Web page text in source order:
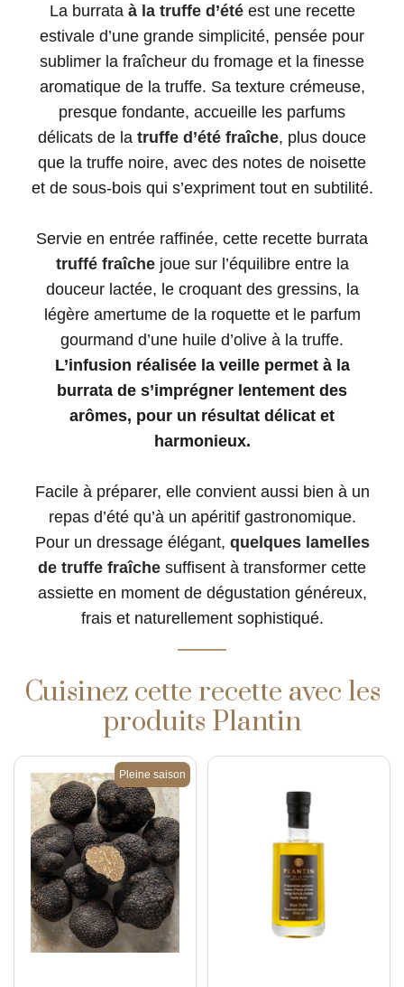
La burrata à la truffe d’étéest une recette
estivale d’une grande simplicité, pensée pour
sublimer la fraîcheur du fromage et la finesse
aromatique de la truffe. Sa texture crémeuse,
presque fondante, accueille les parfums
délicats de la truffe d’été fraîche, plus douce
que la truffe noire, avec des notes de noisette
et de sous-bois qui s’expriment tout en subtilité.
Servie en entrée raffinée, cette recette burrata
truffé fraîchejoue sur l’équilibre entre la
douceur lactée, le croquant des gressins, la
légère amertume de la roquette et le parfum
gourmand d’une huile d’olive à la truffe.
L’infusion réalisée la veille permet à la
burrata de s’imprégner lentement des
arômes, pour un résultat délicat et
harmonieux.
Facile à préparer, elle convient aussi bien à un
repas d’été qu’à un apéritif gastronomique.
Pour un dressage élégant, quelques lamelles
de truffe fraîche suffisent à transformer cette
assiette en moment de dégustation généreux,
frais et naturellement sophistiqué.
Cuisinez cette recette avec les
produits Plantin
Pleine saison